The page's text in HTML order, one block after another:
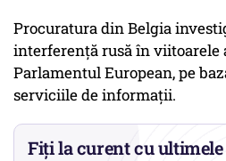
Procuratura din Belgia
interferență rusă în viitoarele
Parlamentul European, pe
serviciile de informații.
Fiți la curent cu